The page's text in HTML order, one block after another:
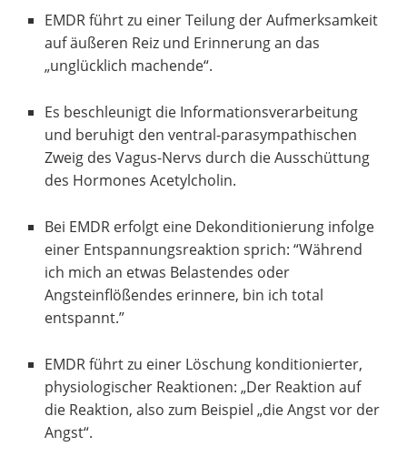
EMDR führt zu einer Teilung der Aufmerksamkeit
auf äußeren Reiz und Erinnerung an das
„unglücklich machende“.
Es beschleunigt die Informationsverarbeitung
und beruhigt den ventral-parasympathischen
Zweig des Vagus-Nervs durch die Ausschüttung
des Hormones Acetylcholin.
Bei EMDR erfolgt eine Dekonditionierung infolge
einer Entspannungsreaktion sprich: “Während
ich mich an etwas Belastendes oder
Angsteinflößendes erinnere, bin ich total
entspannt.”
EMDR führt zu einer Löschung konditionierter,
physiologischer Reaktionen: „Der Reaktion auf
die Reaktion, also zum Beispiel „die Angst vor der
Angst“.